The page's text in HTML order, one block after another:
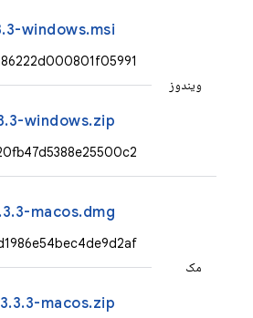
ویندوز
windows.msi
windows.zip
مک
macos.dmg
macos.zip